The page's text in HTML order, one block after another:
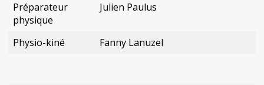
Préparateur
physique
Julien Paulus
Physio-kiné Fanny Lanuzel